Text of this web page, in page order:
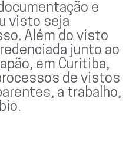
e
visto seja
Além do visto
junto ao
em Curitiba,
de vistos
a trabalho,